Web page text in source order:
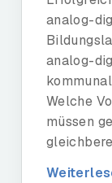
analog-
analog-
Welche
müssen